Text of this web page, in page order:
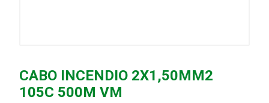
CABO INCENDIO 2X1,50MM2
105C 500M VM